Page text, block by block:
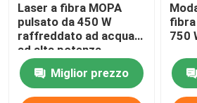
Laser a fibra MOPA
pulsato da 450 W
raffreddato ad acqua
ad alta potenza
Miglior prezzo
fibra
750